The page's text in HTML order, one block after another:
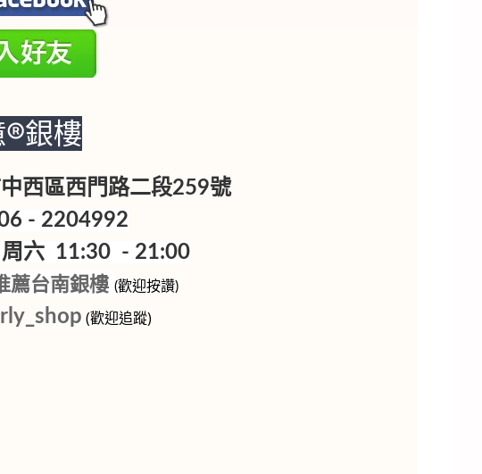
銀樓
西區西門路二段259號
- 2204992
周六 11:30 - 21:00
薦台南銀樓 (歡迎按讚)
(歡迎追蹤)